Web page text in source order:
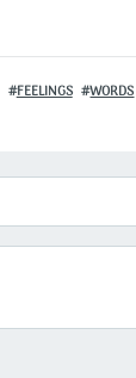
FEELINGS WORDS